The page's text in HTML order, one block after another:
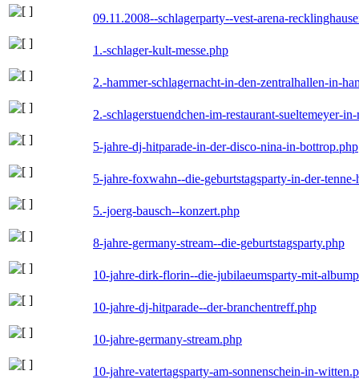
09.11.2008--schlagerparty--vest-arena-
1.-schlager-kult-messe.php
2.-hammer-schlagernacht-in-den-zentralhallen-in-
2.-schlagerstuendchen-im-restaurant-sueltemeyer-
5-jahre-dj-hitparade-in-der-disco-nina-in-bottrop.php
5-jahre-foxwahn--die-geburtstagsparty-in-der-tenne-
5.-joerg-bausch--konzert.php
8-jahre-germany-stream--die-geburtstagsparty.php
10-jahre-dirk-florin--die-jubilaeumsparty-mit-
10-jahre-dj-hitparade--der-branchentreff.php
10-jahre-germany-stream.php
10-jahre-vatertagsparty-am-sonnenschein-in-